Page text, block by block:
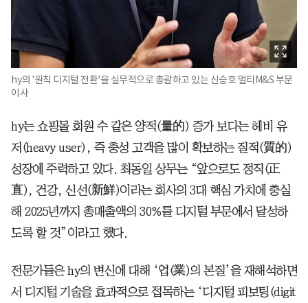
hy의 '원칙 디지털 전환'을 실무적으로 총괄하고 있는 신승호 멀티M&S 부문
이사
hy는 쇼핑몰 회원 수 같은 양적(量的) 증가 보다는 헤비 유
저(heavy user), 즉 충성 고객을 많이 확보하는 질적(質的)
성장에 주력하고 있다. 최동일 상무는 “앞으로도 정직(正
直), 건강, 신선(新鮮)이라는 회사의 3대 핵심 가치에 충실
해 2025년까지 총매출액의 30%를 디지털 부문에서 달성하
도록 할 것”이라고 했다.
전문가들은 hy의 변신에 대해 ‘업(業)의 본질’을 재해석하면
서 디지털 기술을 효과적으로 접목하는 ‘디지털 피보팅(digit